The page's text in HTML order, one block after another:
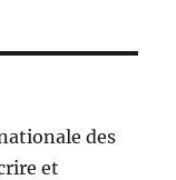
des
et